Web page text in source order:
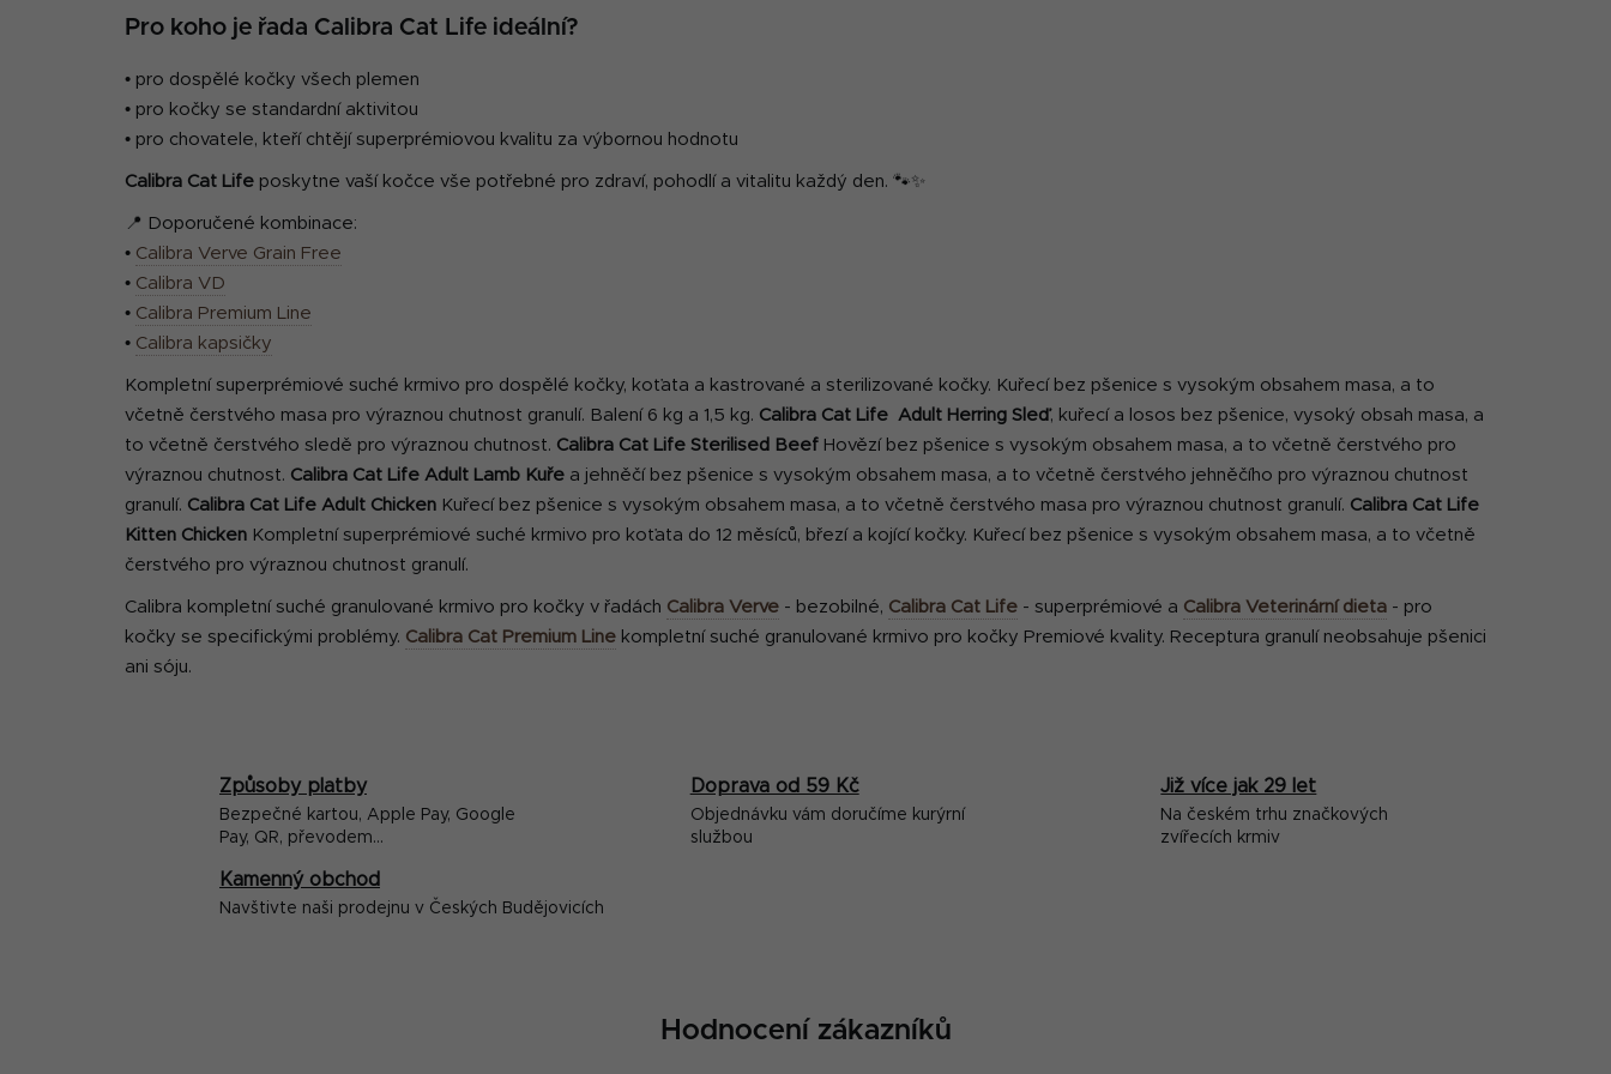
Pro koho je řada Calibra Cat Life ideální?
• pro dospělé kočky všech plemen
• pro kočky se standardní aktivitou
• pro chovatele, kteří chtějí superprémiovou kvalitu za výbornou hodnotu
Calibra Cat Life poskytne vaší kočce vše potřebné pro zdraví, pohodlí a vitalitu každý den. 🐾✨
📍 Doporučené kombinace:
• Calibra Verve Grain Free
• Calibra VD
• Calibra Premium Line
• Calibra kapsičky
Kompletní superprémiové suché krmivo pro dospělé kočky, koťata a kastrované a sterilizované kočky. Kuřecí bez pšenice s vysokým obsahem masa, a to
včetně čerstvého masa pro výraznou chutnost granulí. Balení 6 kg a 1,5 kg. Calibra Cat Life Adult Herring Sleď, kuřecí a losos bez pšenice, vysoký obsah masa, a
to včetně čerstvého sledě pro výraznou chutnost. Calibra Cat Life Sterilised Beef Hovězí bez pšenice s vysokým obsahem masa, a to včetně čerstvého pro
výraznou chutnost. Calibra Cat Life Adult Lamb Kuře a jehněčí bez pšenice s vysokým obsahem masa, a to včetně čerstvého jehněčího pro výraznou chutnost
granulí. Calibra Cat Life Adult Chicken Kuřecí bez pšenice s vysokým obsahem masa, a to včetně čerstvého masa pro výraznou chutnost granulí. Calibra Cat Life
Kitten Chicken Kompletní superprémiové suché krmivo pro koťata do 12 měsíců, březí a kojící kočky. Kuřecí bez pšenice s vysokým obsahem masa, a to včetně
čerstvého pro výraznou chutnost granulí.
Calibra kompletní suché granulované krmivo pro kočky v řadách Calibra Verve - bezobilné, Calibra Cat Life - superprémiové a Calibra Veterinární dieta - pro
kočky se specifickými problémy. Calibra Cat Premium Line kompletní suché granulované krmivo pro kočky Premiové kvality. Receptura granulí neobsahuje pšenici
ani sóju.
Způsoby platby
Bezpečné kartou, Apple Pay, Google
Pay, QR, převodem...
Doprava od 59 Kč
Objednávku vám doručíme kurýrní
službou
Již více jak 29 let
Na českém trhu značkových
zvířecích krmiv
Kamenný obchod
Navštivte naši prodejnu v Českých Budějovicích
Hodnocení zákazníků